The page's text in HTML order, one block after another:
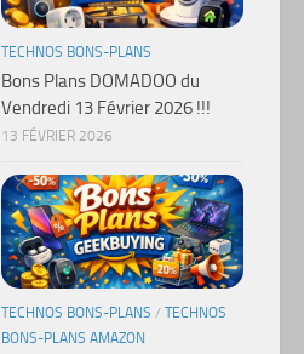
TECHNOS BONS-PLANS
Bons Plans DOMADOO du
Vendredi 13 Février 2026 !!!
13 FÉVRIER 2026
TECHNOS BONS-PLANS / TECHNOS
BONS-PLANS AMAZON